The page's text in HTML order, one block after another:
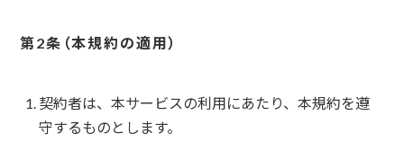
本規約の適用
契約者は、本サービスの利用にあたり、本規約を遵
守するものとします。